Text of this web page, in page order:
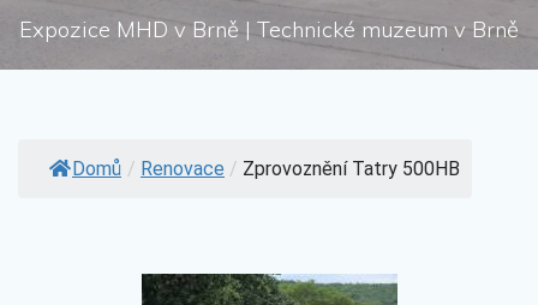
Expozice MHD v Brně | Technické muzeum v Brně
Domů / Renovace / Zprovoznění Tatry 500HB